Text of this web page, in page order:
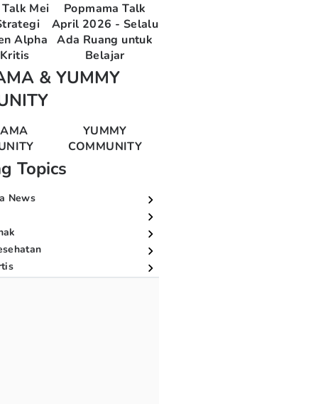
Mei
Alpha
Popmama Talk
April 2026 - Selalu
Ada Ruang untuk
Belajar
& YUMMY
YUMMY
COMMUNITY
Topics
News